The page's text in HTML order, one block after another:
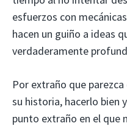
esfuerzos con
hacen un guiño a ideas
verdaderamente
Por extraño que
su historia, hacerlo bien
punto extraño en el que